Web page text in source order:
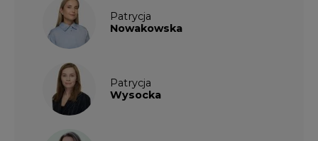
Patrycja
Nowakowska
Patrycja
Wysocka